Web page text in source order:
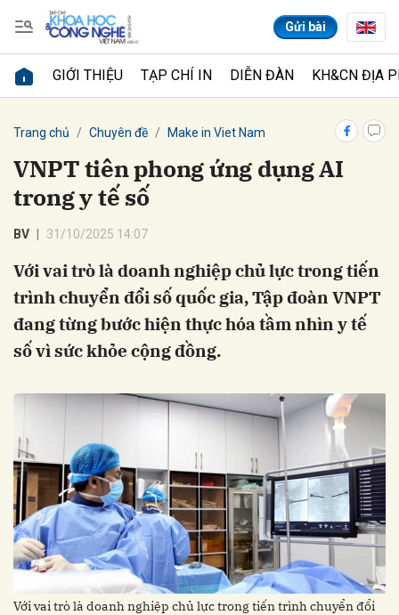
Gửi bài
GIỚI THIỆU TẠP CHÍ IN DIỄN ĐÀN KH&CN ĐỊA
Trang chủ Chuyên đề Make in Viet Nam
VNPT tiên phong ứng dụng AI
trong y tế số
BV 31/10/2025 14:07
Với vai trò là doanh nghiệp chủ lực trong tiến
trình chuyển đổi số quốc gia, Tập đoàn VNPT
đang từng bước hiện thực hóa tầm nhìn y tế
số vì sức khỏe cộng đồng.
Với vai trò là doanh nghiệp chủ lực trong tiến trình chuyển đổi
Gửi bình luận
Hủy Gửi